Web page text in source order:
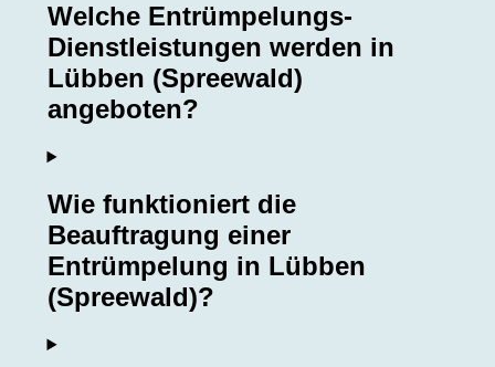
Welche Entrümpelungs-
Dienstleistungen werden in
Lübben (Spreewald)
angeboten?
Wie funktioniert die
Beauftragung einer
Entrümpelung in Lübben
(Spreewald)?